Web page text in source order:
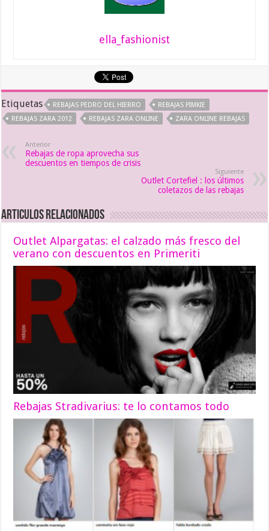
ella_fashionist
Etiquetas REBAJAS PEDRO DEL HIERRO
REBAJAS PIMKIE
REBAJAS ZARA 2012
REBAJAS ZARA ONLINE ZARA ONLINE REBAJAS
Anterior
Rebajas de ropa aprovecha sus
descuentos en tiempos de crisis
Siguiente
Outlet Cortefiel : los últimos
coletazos de las rebajas
Articulos relacionados
Outlet Alpargatas: el calzado más fresco del
verano con descuentos en Primeriti
Rebajas Stradivarius: te lo contamos todo